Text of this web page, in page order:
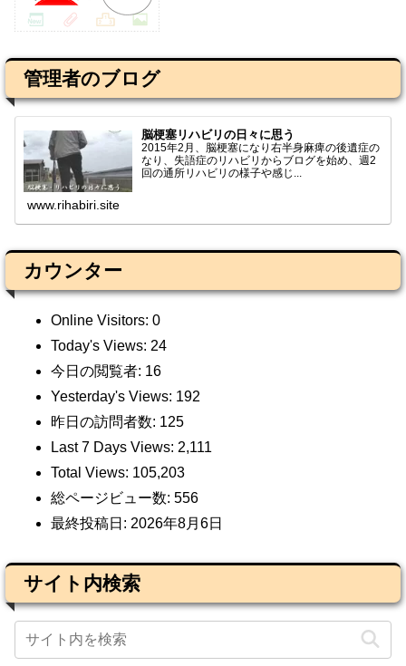
管理者のブログ
脳梗塞リハビリの日々に思う
2015年2月、脳梗塞になり右半身麻痺の後遺症の
なり、失語症のリハビリからブログを始め、週2
回の通所リハビリの様子や感じ...
www.rihabiri.site
カウンター
Online Visitors: 0
Today's Views: 24
今日の閲覧者: 16
Yesterday's Views: 192
昨日の訪問者数: 125
Last 7 Days Views: 2,111
Total Views: 105,203
総ページビュー数: 556
最終投稿日: 2026年8月6日
サイト内検索